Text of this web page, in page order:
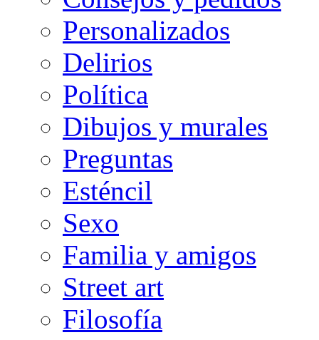
Personalizados
Delirios
Política
Dibujos y murales
Preguntas
Esténcil
Sexo
Familia y amigos
Street art
Filosofía